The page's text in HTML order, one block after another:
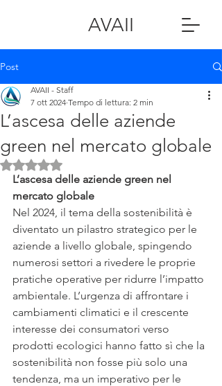
AVAII
Post
L’ascesa delle aziende
green nel mercato globale
AVAII - Staff
7 ott 2024 Tempo di lettura: 2 min
Valutazione NaN stelle su 5.
L’ascesa delle aziende green nel
mercato globale
Nel 2024, il tema della sostenibilità è
diventato un pilastro strategico per le
aziende a livello globale, spingendo
numerosi settori a rivedere le proprie
pratiche operative per ridurre l’impatto
ambientale. L’urgenza di affrontare i
cambiamenti climatici e il crescente
interesse dei consumatori verso
prodotti ecologici hanno fatto sì che la
sostenibilità non fosse più solo una
tendenza, ma un imperativo per le